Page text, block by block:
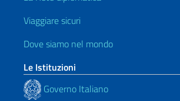
Viaggiare sicuri
Dove siamo nel mondo
Le Istituzioni
Governo Italiano